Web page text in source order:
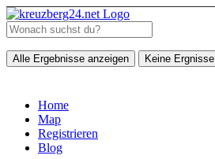
Alle Ergebnisse anzeigen Keine Ergnisse
Home
Map
Registrieren
Blog